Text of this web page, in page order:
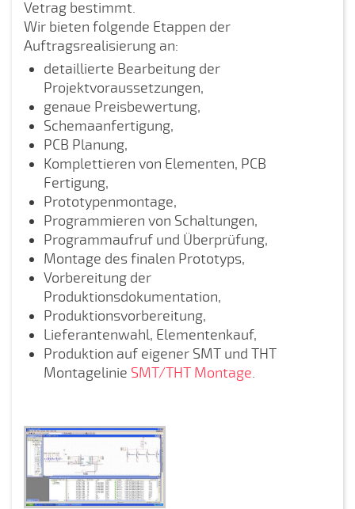
Vetrag bestimmt.
Wir bieten folgende Etappen der
Auftragsrealisierung an:
detaillierte Bearbeitung der
Projektvoraussetzungen,
genaue Preisbewertung,
Schemaanfertigung,
PCB Planung,
Komplettieren von Elementen, PCB
Fertigung,
Prototypenmontage,
Programmieren von Schaltungen,
Programmaufruf und Überprüfung,
Montage des finalen Prototyps,
Vorbereitung der
Produktionsdokumentation,
Produktionsvorbereitung,
Lieferantenwahl, Elementenkauf,
Produktion auf eigener SMT und THT
Montagelinie SMT/THT Montage.